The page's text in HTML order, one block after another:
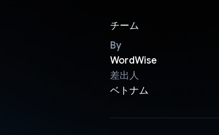
チーム
By
WordWise
差出人
ベトナム